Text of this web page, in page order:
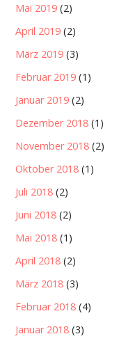
Mai 2019 (2)
April 2019 (2)
März 2019 (3)
Februar 2019 (1)
Januar 2019 (2)
Dezember 2018 (1)
November 2018 (2)
Oktober 2018 (1)
Juli 2018 (2)
Juni 2018 (2)
Mai 2018 (1)
April 2018 (2)
März 2018 (3)
Februar 2018 (4)
Januar 2018 (3)